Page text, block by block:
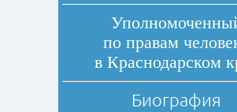
по правам
в Краснодарском
Биография